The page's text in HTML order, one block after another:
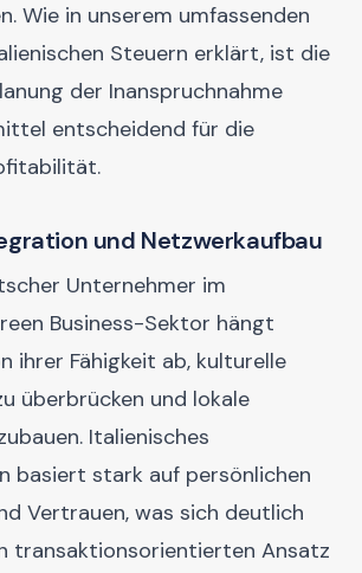
Wie in unserem umfassenden
Steuern erklärt, ist die
der Inanspruchnahme
entscheidend für die
und Netzwerkaufbau
Unternehmer im
Business-Sektor hängt
ihrer Fähigkeit ab, kulturelle
überbrücken und lokale
Italienisches
basiert stark auf persönlichen
Vertrauen, was sich deutlich
transaktionsorientierten Ansatz